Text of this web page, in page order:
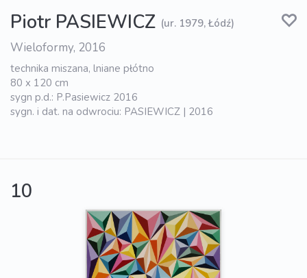
Piotr PASIEWICZ (ur. 1979, Łódź)
Wieloformy, 2016
technika miszana, lniane płótno
80 x 120 cm
sygn p.d.: P.Pasiewicz 2016
sygn. i dat. na odwrociu: PASIEWICZ | 2016
10